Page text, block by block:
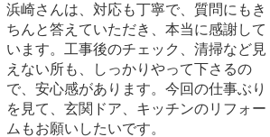
浜崎さんは、対応も丁寧で、質問にもき
ちんと答えていただき、本当に感謝して
います。工事後のチェック、清掃など見
えない所も、しっかりやって下さるの
で、安心感があります。今回の仕事ぶり
を見て、玄関ドア、キッチンのリフォー
ムもお願いしたいです。